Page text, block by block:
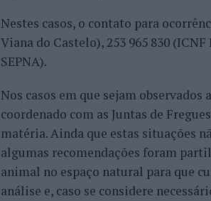
Nestes casos, o contato para
Viana do Castelo), 253 965 830
SEPNA).
Nos casos em que sejam
coordenado com as Juntas de
matéria. Ainda que estas situações
algumas recomendações foram
animal no espaço natural para que
análise e, caso se considere